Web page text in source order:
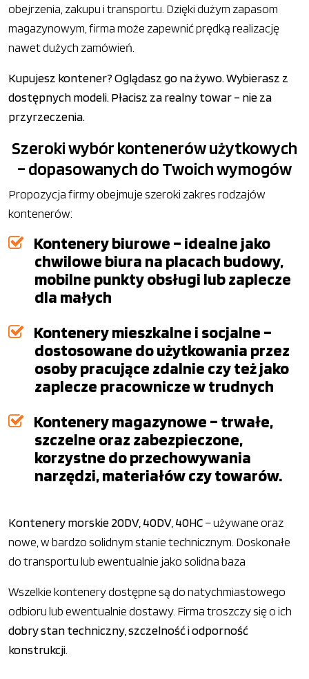
obejrzenia, zakupu i transportu. Dzięki dużym zapasom
magazynowym, firma może zapewnić prędką realizację
nawet dużych zamówień.
Kupujesz kontener? Oglądasz go na żywo. Wybierasz z
dostępnych modeli. Płacisz za realny towar – nie za
przyrzeczenia.
Szeroki wybór kontenerów użytkowych
– dopasowanych do Twoich wymogów
Propozycja firmy obejmuje szeroki zakres rodzajów
kontenerów:
Kontenery biurowe – idealne jako
chwilowe biura na placach budowy,
mobilne punkty obsługi lub zaplecze
dla małych
Kontenery mieszkalne i socjalne –
dostosowane do użytkowania przez
osoby pracujące zdalnie czy też jako
zaplecze pracownicze w trudnych
Kontenery magazynowe – trwałe,
szczelne oraz zabezpieczone,
korzystne do przechowywania
narzędzi, materiałów czy towarów.
Kontenery morskie 20DV, 40DV, 40HC– używane oraz
nowe, w bardzo solidnym stanie technicznym. Doskonałe
do transportu lub ewentualnie jako solidna baza
Wszelkie kontenery dostępne są do natychmiastowego
odbioru lub ewentualnie dostawy. Firma troszczy się o ich
dobry stan techniczny, szczelność i odporność
konstrukcji